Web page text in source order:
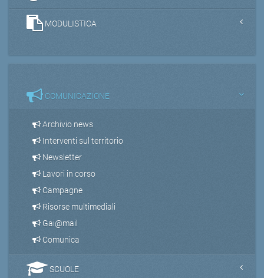
MODULISTICA
COMUNICAZIONE
Archivio news
Interventi sul territorio
Newsletter
Lavori in corso
Campagne
Risorse multimediali
Gai@mail
Comunica
SCUOLE